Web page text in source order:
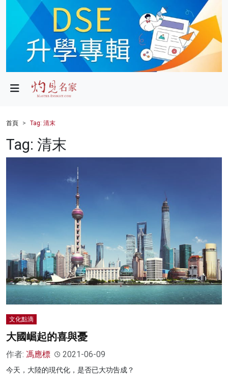
政局
財經
健康
名家榜
灼見活動
關於我們
首頁 Tag: 清末
Tag: 清末
文化點滴
大國崛起的喜與憂
作者: 馮應標 2021-06-09
今天，大陸的現代化，是否已大功告成？